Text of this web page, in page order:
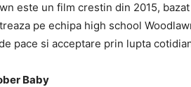
este un film crestin din 2015,
pe echipa high school
pace si acceptare prin lupta
Baby